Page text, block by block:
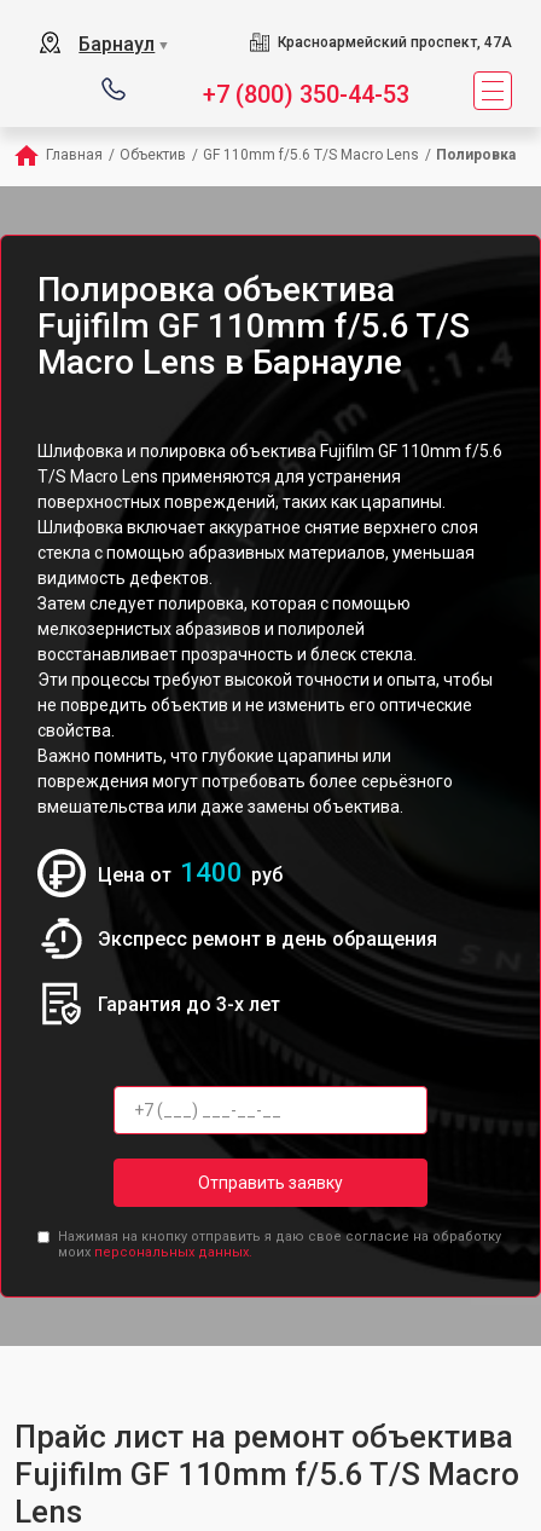
Барнаул ▼ Красноармейский проспект, 47А
+7 (800) 350-44-53
Главная / Объектив / GF 110mm f/5.6 T/S Macro Lens / Полировка
Полировка объектива
Fujifilm GF 110mm f/5.6 T/S
Macro Lens в Барнауле
Шлифовка и полировка объектива Fujifilm GF 110mm f/5.6
T/S Macro Lens применяются для устранения
поверхностных повреждений, таких как царапины.
Шлифовка включает аккуратное снятие верхнего слоя
стекла с помощью абразивных материалов, уменьшая
видимость дефектов.
Затем следует полировка, которая с помощью
мелкозернистых абразивов и полиролей
восстанавливает прозрачность и блеск стекла.
Эти процессы требуют высокой точности и опыта, чтобы
не повредить объектив и не изменить его оптические
свойства.
Важно помнить, что глубокие царапины или
повреждения могут потребовать более серьёзного
вмешательства или даже замены объектива.
Цена от 1400 руб
Экспресс ремонт в день обращения
Гарантия до 3-х лет
Отправить заявку
Нажимая на кнопку отправить я даю свое согласие на обработку
моих персональных данных.
Прайс лист на ремонт объектива
Fujifilm GF 110mm f/5.6 T/S Macro
Lens